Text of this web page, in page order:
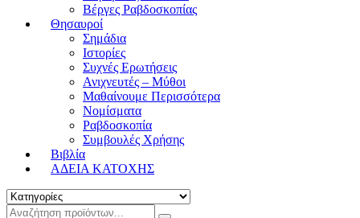
Βέργες Ραβδοσκοπίας
Θησαυροί
Σημάδια
Ιστορίες
Συχνές Ερωτήσεις
Ανιχνευτές – Μύθοι
Μαθαίνουμε Περισσότερα
Νομίσματα
Ραβδοσκοπία
Συμβουλές Χρήσης
Βιβλία
ΑΔΕΙΑ ΚΑΤΟΧΗΣ